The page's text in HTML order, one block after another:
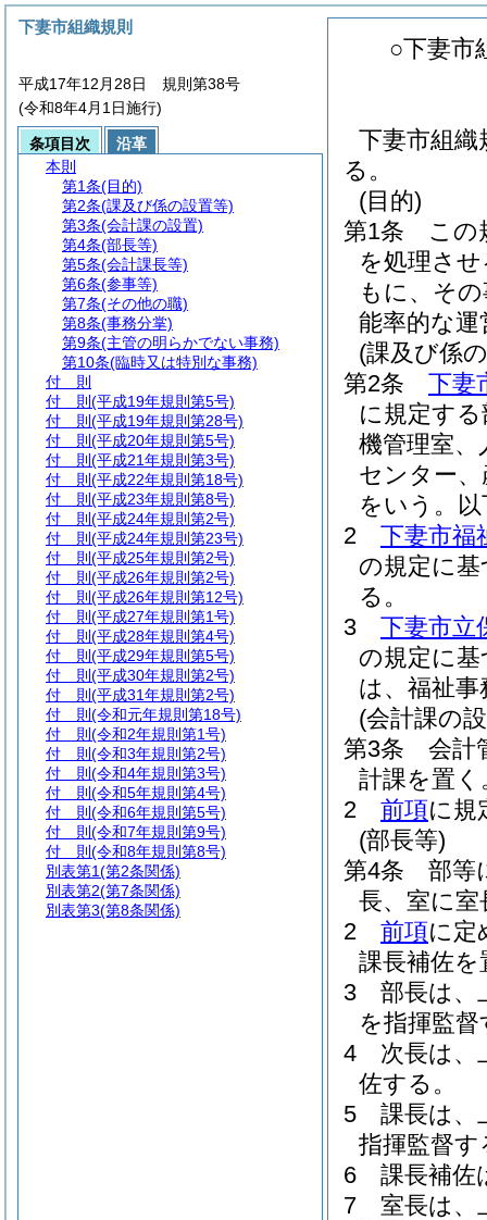
○下妻市
下妻市組織
る。
(目的)
第1条
この
を処理さ
もに、そ
能率的な
(課及び係
第2条
下妻
に規定す
機管理室、
センター
をいう。
2
下妻市福
の規定に
る。
3
下妻市立
の規定に
は、福祉
(会計課の
第3条
会計
計課を置く
2
前項に規
(部長等)
第4条
部等
長、室に室
2
前項に定
課長補佐
3
部長は、
を指揮監
4
次長は、
佐する。
5
課長は、
指揮監督す
6
課長補佐
7
室長は、
下妻市組織規則
平成17年12月28日 規則第38号
(令和8年4月1日施行)
条項目次
沿革
本則
第1条(目的)
第2条(課及び係の設置等)
第3条(会計課の設置)
第4条(部長等)
第5条(会計課長等)
第6条(参事等)
第7条(その他の職)
第8条(事務分掌)
第9条(主管の明らかでない事務)
第10条(臨時又は特別な事務)
付 則
付 則 (平成19年規則第5号)
付 則 (平成19年規則第28号)
付 則 (平成20年規則第5号)
付 則 (平成21年規則第3号)
付 則 (平成22年規則第18号)
付 則 (平成23年規則第8号)
付 則 (平成24年規則第2号)
付 則 (平成24年規則第23号)
付 則 (平成25年規則第2号)
付 則 (平成26年規則第2号)
付 則 (平成26年規則第12号)
付 則 (平成27年規則第1号)
付 則 (平成28年規則第4号)
付 則 (平成29年規則第5号)
付 則 (平成30年規則第2号)
付 則 (平成31年規則第2号)
付 則 (令和元年規則第18号)
付 則 (令和2年規則第1号)
付 則 (令和3年規則第2号)
付 則 (令和4年規則第3号)
付 則 (令和5年規則第4号)
付 則 (令和6年規則第5号)
付 則 (令和7年規則第9号)
付 則 (令和8年規則第8号)
別表第1(第2条関係)
別表第2(第7条関係)
別表第3(第8条関係)